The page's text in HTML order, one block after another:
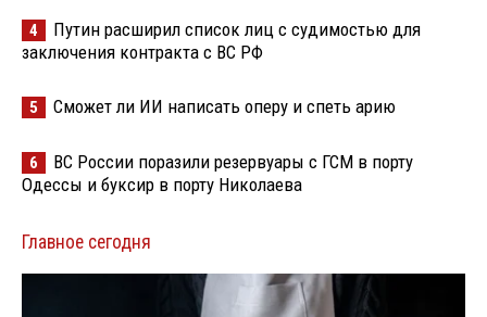
4
Путин расширил список лиц с судимостью для
заключения контракта с ВС РФ
5 Сможет ли ИИ написать оперу и спеть арию
6
ВС России поразили резервуары с ГСМ в порту
Одессы и буксир в порту Николаева
Главное сегодня